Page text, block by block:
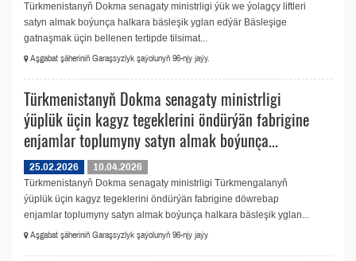
Türkmenistanyň Dokma senagaty ministrligi ýük we ýolagçy liftleri
satyn almak boýunça halkara bäsleşik yglan edýär Bäsleşige
gatnaşmak üçin bellenen tertipde tilsimat...
Aşgabat şäheriniň Garaşsyzlyk şaýolunyň 96-njy jaýy.
Türkmenistanyň Dokma senagaty ministrligi
ýüplük üçin kagyz tegeklerini öndürýän fabrigine
enjamlar toplumyny satyn almak boýunça...
25.02.2026
10.04.2026
Türkmenistanyň Dokma senagaty ministrligi Türkmengalanyň
ýüplük üçin kagyz tegeklerini öndürýän fabrigine döwrebap
enjamlar toplumyny satyn almak boýunça halkara bäsleşik yglan...
Aşgabat şäheriniň Garaşsyzlyk şaýolunyň 96-njy jaýy